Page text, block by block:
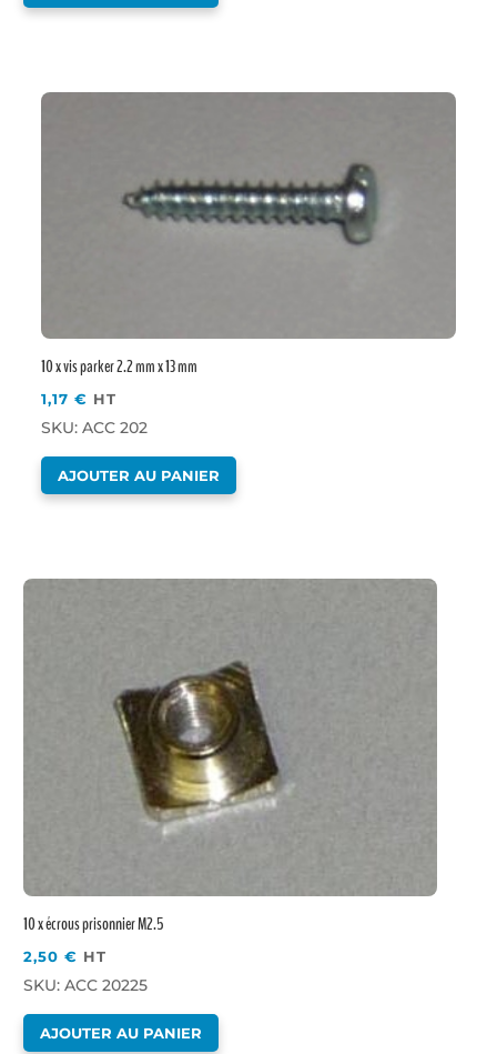
10 x vis parker 2.2 mm x 13 mm
1,17€ HT
SKU: ACC 202
AJOUTER AU PANIER
10 x écrous prisonnier M2.5
2,50€ HT
SKU: ACC 20225
AJOUTER AU PANIER